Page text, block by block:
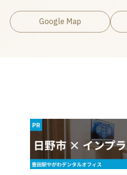
Google Map